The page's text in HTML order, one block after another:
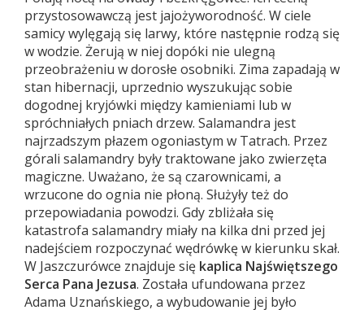
przystosowawczą jest jajożyworodność. W ciele
samicy wylęgają się larwy, które następnie rodzą się
w wodzie. Żerują w niej dopóki nie ulegną
przeobrażeniu w dorosłe osobniki. Zima zapadają w
stan hibernacji, uprzednio wyszukując sobie
dogodnej kryjówki między kamieniami lub w
spróchniałych pniach drzew. Salamandra jest
najrzadszym płazem ogoniastym w Tatrach. Przez
górali salamandry były traktowane jako zwierzęta
magiczne. Uważano, że są czarownicami, a
wrzucone do ognia nie płoną. Służyły też do
przepowiadania powodzi. Gdy zbliżała się
katastrofa salamandry miały na kilka dni przed jej
nadejściem rozpoczynać wędrówkę w kierunku skał.
W Jaszczurówce znajduje się kaplica Najświętszego
Serca Pana Jezusa. Została ufundowana przez
Adama Uznańskiego, a wybudowanie jej było